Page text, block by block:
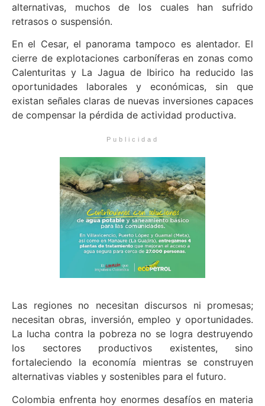
alternativas, muchos de los cuales han sufrido
retrasos o suspensión.
En el Cesar, el panorama tampoco es alentador. El
cierre de explotaciones carboníferas en zonas como
Calenturitas y La Jagua de Ibirico ha reducido las
oportunidades laborales y económicas, sin que
existan señales claras de nuevas inversiones capaces
de compensar la pérdida de actividad productiva.
Publicidad
Las regiones no necesitan discursos ni promesas;
necesitan obras, inversión, empleo y oportunidades.
La lucha contra la pobreza no se logra destruyendo
los sectores productivos existentes, sino
fortaleciendo la economía mientras se construyen
alternativas viables y sostenibles para el futuro.
Colombia enfrenta hoy enormes desafíos en materia